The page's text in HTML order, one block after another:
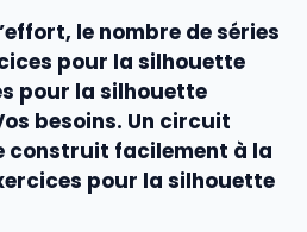
le nombre de séries
pour la silhouette
pour la silhouette
besoins. Un circuit
construit facilement à la
pour la silhouette